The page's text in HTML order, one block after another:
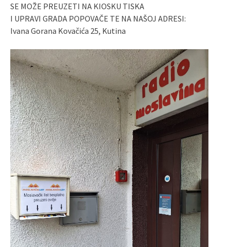
SE MOŽE PREUZETI NA KIOSKU TISKA
I UPRAVI GRADA POPOVAČE TE NA NAŠOJ ADRESI:
Ivana Gorana Kovačića 25, Kutina